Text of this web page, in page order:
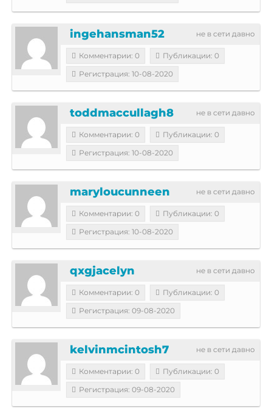
не в сети давно
ingehansman52
Комментарии: 0
Публикации: 0
Регистрация: 10-08-2020
не в сети давно
toddmaccullagh8
Комментарии: 0
Публикации: 0
Регистрация: 10-08-2020
не в сети давно
maryloucunneen
Комментарии: 0
Публикации: 0
Регистрация: 10-08-2020
не в сети давно
qxgjacelyn
Комментарии: 0
Публикации: 0
Регистрация: 09-08-2020
не в сети давно
kelvinmcintosh7
Комментарии: 0
Публикации: 0
Регистрация: 09-08-2020